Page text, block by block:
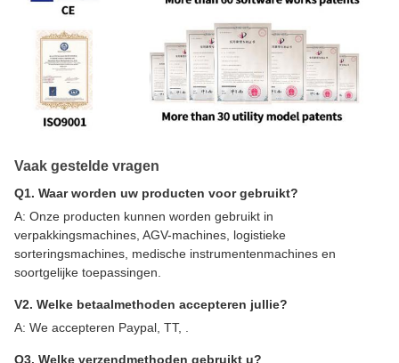
Vaak gestelde vragen
Q1. Waar worden uw producten voor gebruikt?
A: Onze producten kunnen worden gebruikt in
verpakkingsmachines, AGV-machines, logistieke
sorteringsmachines, medische instrumentenmachines en
soortgelijke toepassingen.
V2. Welke betaalmethoden accepteren jullie?
A: We accepteren Paypal, TT, .
Q3. Welke verzendmethoden gebruikt u?